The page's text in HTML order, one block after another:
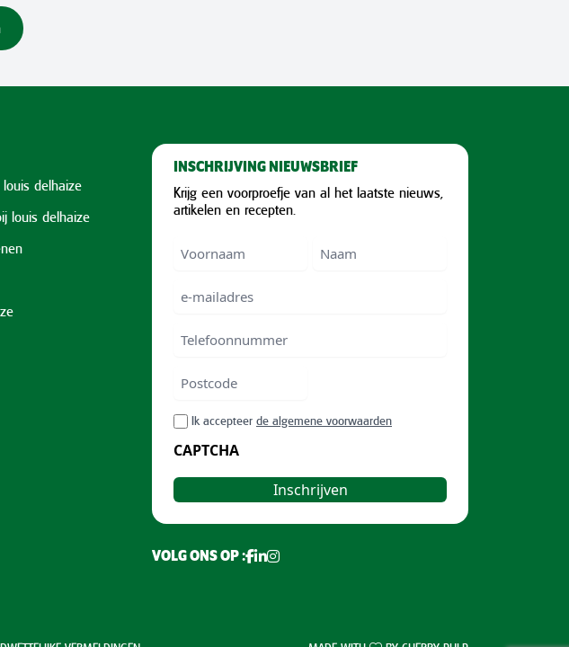
delhaize
louis delhaize
INSCHRIJVING NIEUWSBRIEF
Krijg een voorproefje van al het laatste nieuws,
artikelen en recepten.
Voornaam
Telefoonnummer
Postcode
ZIP
/
Postal
Code
RGPDIk accepteer de algemene voorwaarden
CAPTCHA
VOLG ONS OP :